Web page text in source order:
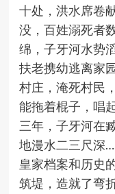
十处，洪水席卷
没，百姓溺死者
绵，子牙河水势
扶老携幼逃离家
村庄，淹死村民
能拖着棍子，唱
三年，子牙河在
地漫水二三尺深
皇家档案和历史
筑堤，造就了弯